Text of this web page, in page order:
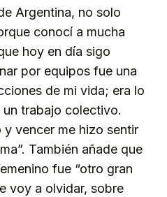
Argentina, no solo
conocí a mucha
hoy en día sigo
por equipos fue una
de mi vida; era lo
trabajo colectivo.
y vencer me hizo sentir
También añade que
fue “otro gran
voy a olvidar, sobre